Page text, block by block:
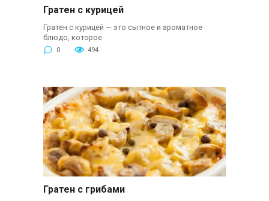
Гратен с курицей
Гратен с курицей — это сытное и ароматное
блюдо, которое
0 494
Гратен с грибами